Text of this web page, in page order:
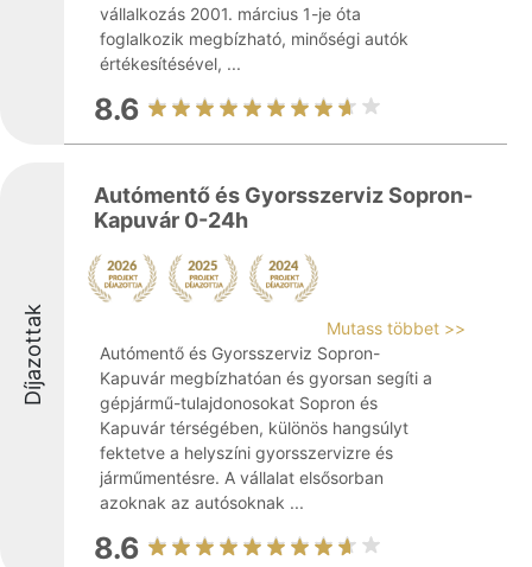
vállalkozás 2001. március 1-je óta
foglalkozik megbízható, minőségi autók
értékesítésével, ...
8.6
Díjazottak
Autómentő és Gyorsszerviz Sopron-
Kapuvár 0-24h
Mutass többet >>
Autómentő és Gyorsszerviz Sopron-
Kapuvár megbízhatóan és gyorsan segíti a
gépjármű-tulajdonosokat Sopron és
Kapuvár térségében, különös hangsúlyt
fektetve a helyszíni gyorsszervizre és
járműmentésre. A vállalat elsősorban
azoknak az autósoknak ...
8.6